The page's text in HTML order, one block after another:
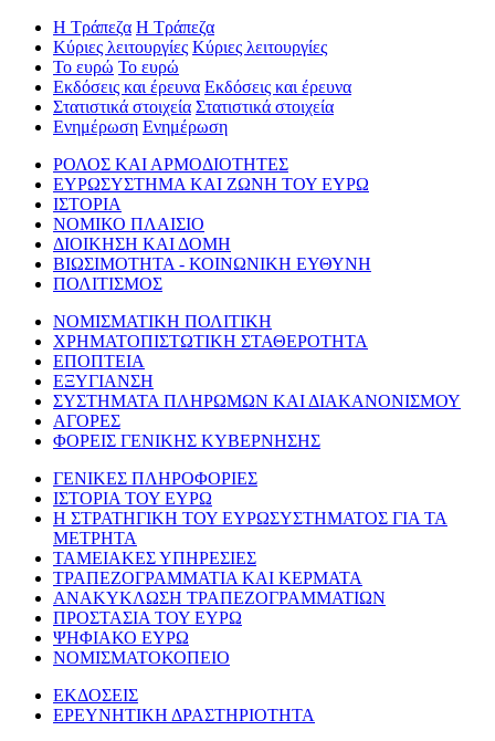
Η Τράπεζα Η Τράπεζα
Κύριες λειτουργίες Κύριες λειτουργίες
Το ευρώ Το ευρώ
Εκδόσεις και έρευνα Εκδόσεις και έρευνα
Στατιστικά στοιχεία Στατιστικά στοιχεία
Ενημέρωση Ενημέρωση
ΡΟΛΟΣ ΚΑΙ ΑΡΜΟΔΙΟΤΗΤΕΣ
ΕΥΡΩΣΥΣΤΗΜΑ ΚΑΙ ΖΩΝΗ ΤΟΥ ΕΥΡΩ
ΙΣΤΟΡΙΑ
ΝΟΜΙΚΟ ΠΛΑΙΣΙΟ
ΔΙΟΙΚΗΣΗ ΚΑΙ ΔΟΜΗ
ΒΙΩΣΙΜΟΤΗΤΑ - ΚΟΙΝΩΝΙΚΗ ΕΥΘΥΝΗ
ΠΟΛΙΤΙΣΜΟΣ
ΝΟΜΙΣΜΑΤΙΚΗ ΠΟΛΙΤΙΚΗ
ΧΡΗΜΑΤΟΠΙΣΤΩΤΙΚΗ ΣΤΑΘΕΡΟΤΗΤΑ
ΕΠΟΠΤΕΙΑ
ΕΞΥΓΙΑΝΣΗ
ΣΥΣΤΗΜΑΤΑ ΠΛΗΡΩΜΩΝ ΚΑΙ ΔΙΑΚΑΝΟΝΙΣΜΟΥ
ΑΓΟΡΕΣ
ΦΟΡΕΙΣ ΓΕΝΙΚΗΣ ΚΥΒΕΡΝΗΣΗΣ
ΓΕΝΙΚΕΣ ΠΛΗΡΟΦΟΡΙΕΣ
ΙΣΤΟΡΙΑ ΤΟΥ ΕΥΡΩ
Η ΣΤΡΑΤΗΓΙΚΗ ΤΟΥ ΕΥΡΩΣΥΣΤΗΜΑΤΟΣ ΓΙΑ ΤΑ
ΜΕΤΡΗΤΑ
ΤΑΜΕΙΑΚΕΣ ΥΠΗΡΕΣΙΕΣ
ΤΡΑΠΕΖΟΓΡΑΜΜΑΤΙΑ ΚΑΙ ΚΕΡΜΑΤΑ
ΑΝΑΚΥΚΛΩΣΗ ΤΡΑΠΕΖΟΓΡΑΜΜΑΤΙΩΝ
ΠΡΟΣΤΑΣΙΑ ΤΟΥ ΕΥΡΩ
ΨΗΦΙΑΚΟ ΕΥΡΩ
ΝΟΜΙΣΜΑΤΟΚΟΠΕΙΟ
ΕΚΔΟΣΕΙΣ
ΕΡΕΥΝΗΤΙΚΗ ΔΡΑΣΤΗΡΙΟΤΗΤΑ